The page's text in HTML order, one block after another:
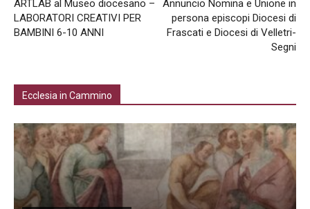
ARTLAB al Museo diocesano –
LABORATORI CREATIVI PER
BAMBINI 6-10 ANNI
Annuncio Nomina e Unione in
persona episcopi Diocesi di
Frascati e Diocesi di Velletri-
Segni
Ecclesia in Cammino